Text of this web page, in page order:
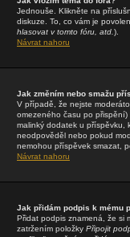
Jednouše. Klikněte na
diskuze. To, co vám je
hlasovat v tomto fóru, atd. ).
Návrat nahoru
Jak změním nebo smažu
V případě, že nejste
omezeného času po přispění)
malinký dodatek u příspěvku,
neodpověděl nebo pokud
nemohou příspěvek smazat,
Návrat nahoru
Jak přidám podpis k mému
Přidat podpis znamená, že si
zatržením položky Připojit